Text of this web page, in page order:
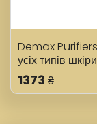
Demax
усіх типів
мл
1373 ₴